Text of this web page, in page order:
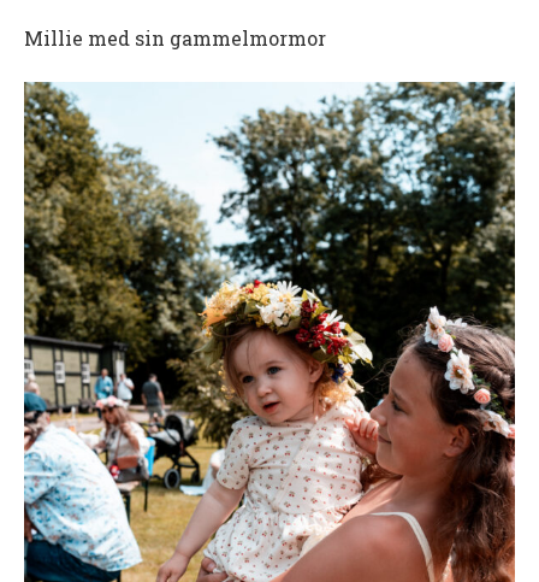
Millie med sin gammelmormor